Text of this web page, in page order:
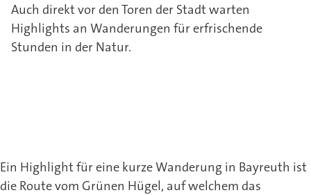
Auch direkt vor den Toren der Stadt warten
Highlights an Wanderungen für erfrischende
Stunden in der Natur.
Ein Highlight für eine kurze Wanderung in Bayreuth ist
die Route vom Grünen Hügel, auf welchem das